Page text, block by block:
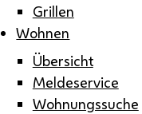
Grillen
Wohnen
Übersicht
Meldeservice
Wohnungssuche